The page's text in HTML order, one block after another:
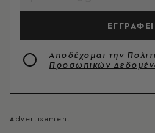
Αποδέχομαι την
Προσωπικών